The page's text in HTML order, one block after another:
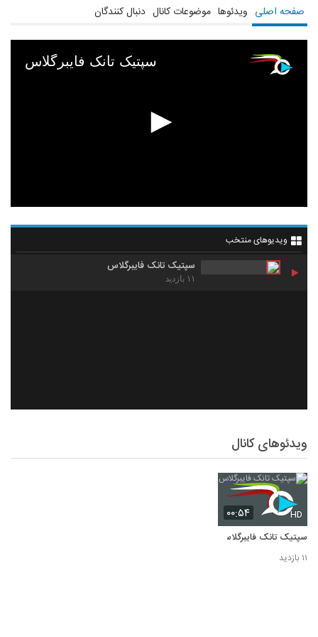
صفحه اصلی ویدئوها موضوعات کانال دنبال کنندگان
سپتیک تانک فایبرگلاس
ویدیوهای منتخب
سپتیک تانک فایبرگلاس
۱۱ بازدید
ویدئوهای کانال
۰۰:۵۴ HD
سپتیک تانک فایبرگلاس
۱۱ بازدید